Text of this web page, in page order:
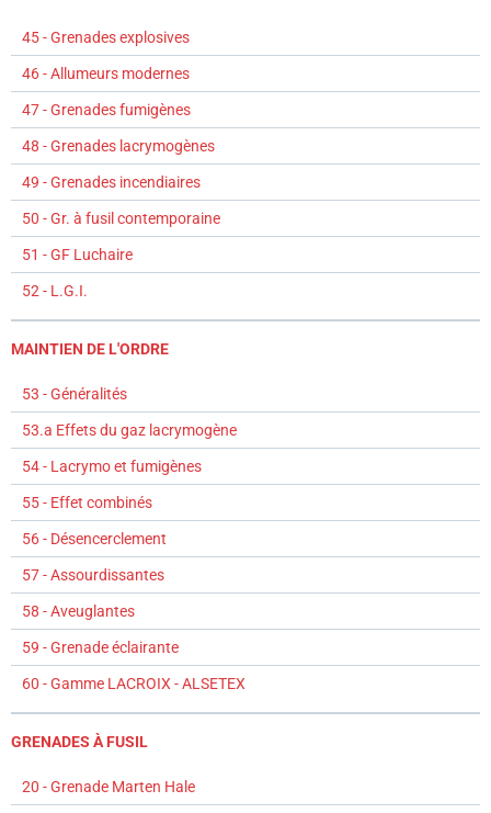
45 - Grenades explosives
46 - Allumeurs modernes
47 - Grenades fumigènes
48 - Grenades lacrymogènes
49 - Grenades incendiaires
50 - Gr. à fusil contemporaine
51 - GF Luchaire
52 - L.G.I.
MAINTIEN DE L'ORDRE
53 - Généralités
53.a Effets du gaz lacrymogène
54 - Lacrymo et fumigènes
55 - Effet combinés
56 - Désencerclement
57 - Assourdissantes
58 - Aveuglantes
59 - Grenade éclairante
60 - Gamme LACROIX - ALSETEX
GRENADES À FUSIL
20 - Grenade Marten Hale